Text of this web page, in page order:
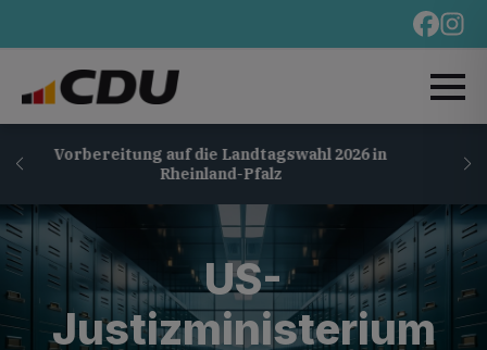
auf die Landtagswahl 2026 in
Rheinland-Pfalz
Merz im Iran-
US-
Justizministerium